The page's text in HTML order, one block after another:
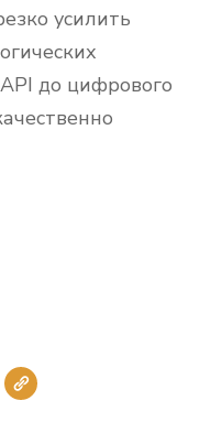
усилить
до цифрового